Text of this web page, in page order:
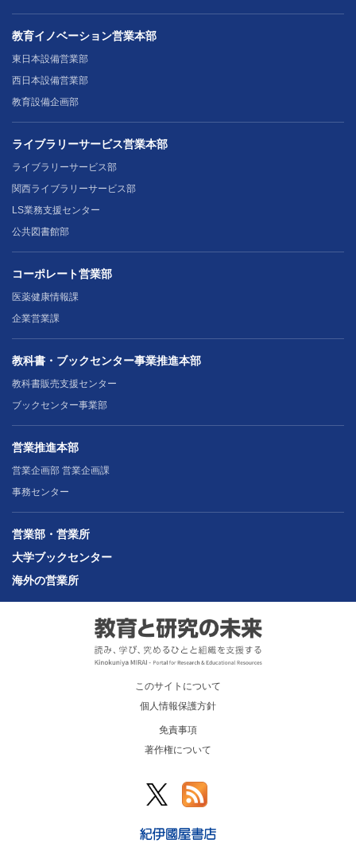
教育イノベーション営業本部
東日本設備営業部
西日本設備営業部
教育設備企画部
ライブラリーサービス営業本部
ライブラリーサービス部
関西ライブラリーサービス部
LS業務支援センター
公共図書館部
コーポレート営業部
医薬健康情報課
企業営業課
教科書・ブックセンター事業推進本部
教科書販売支援センター
ブックセンター事業部
営業推進本部
営業企画部 営業企画課
事務センター
営業部・営業所
大学ブックセンター
海外の営業所
このサイトについて
個人情報保護方針
免責事項
著作権について